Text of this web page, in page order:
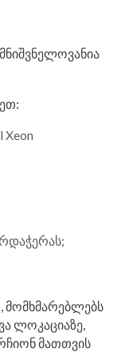
Xeon
, მომხმარებლებს
ლოკაციაზე,
მათთვის